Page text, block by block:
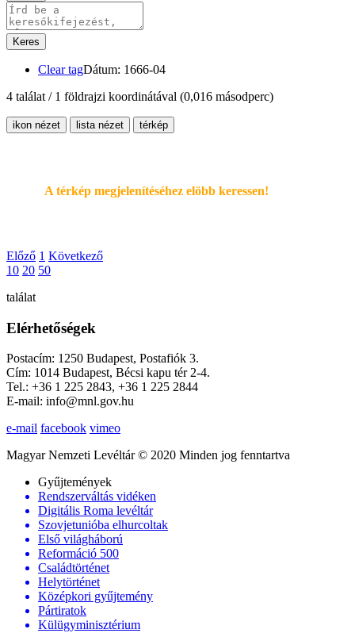
Keres
Clear tagDátum: 1666-04
4 találat / 1 földrajzi koordinátával (0,016 másodperc)
ikon nézet lista nézet térkép
A térkép megjelenítéséhez elöbb keressen!
Előző 1 Következő
10 20 50
találat
Elérhetőségek
Postacím: 1250 Budapest, Postafiók 3.
Cím: 1014 Budapest, Bécsi kapu tér 2-4.
Tel.: +36 1 225 2843, +36 1 225 2844
E-mail: info@mnl.gov.hu
e-mail facebook vimeo
Magyar Nemzeti Levéltár © 2020 Minden jog fenntartva
Gyűjtemények
Rendszerváltás vidéken
Digitális Roma levéltár
Szovjetunióba elhurcoltak
Első világháború
Reformáció 500
Családtörténet
Helytörténet
Középkori gyűjtemény
Pártiratok
Külügyminisztérium